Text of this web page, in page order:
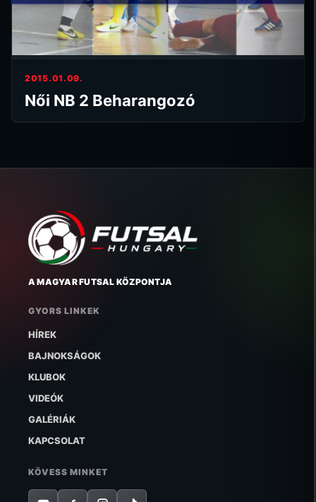
2015.01.09.
Női NB 2 Beharangozó
A MAGYAR FUTSAL KÖZPONTJA
GYORS LINKEK
HÍREK
BAJNOKSÁGOK
KLUBOK
VIDEÓK
GALÉRIÁK
KAPCSOLAT
KÖVESS MINKET